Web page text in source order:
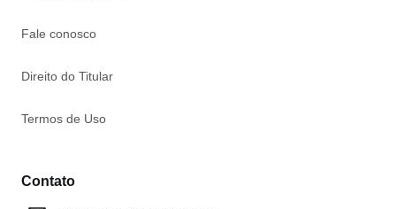
Fale conosco
Direito do Titular
Termos de Uso
Contato